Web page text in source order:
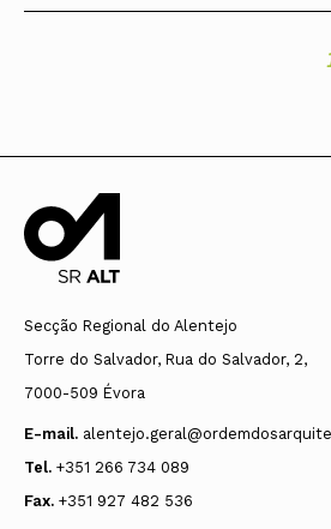
Secção Regional do Alentejo
Torre do Salvador, Rua do Salvador, 2,
7000-509 Évora
E-mail.
Tel. +351 266 734 089
Fax. +351 927 482 536